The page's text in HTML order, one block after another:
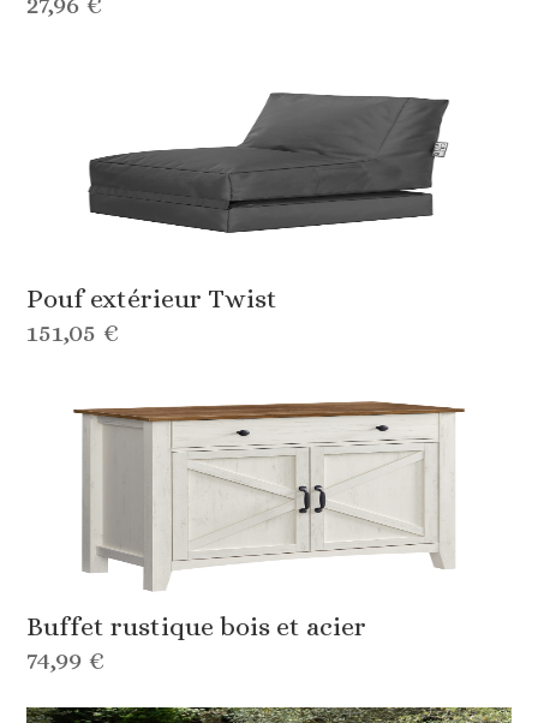
Pouf extérieur Twist
151,05 €
Buffet rustique bois et acier
74,99 €